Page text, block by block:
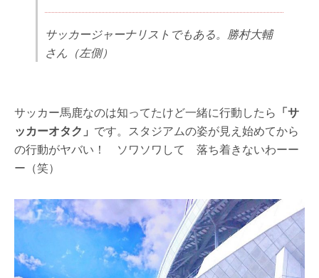
サッカージャーナリストでもある。勝村大輔
さん（左側）
サッカー馬鹿なのは知ってたけど一緒に行動したら 「サ
ッカーオタク」 です。スタジアムの姿が見え始めてから
の行動がヤバい！ ソワソワして 落ち着きないわーー
ー（笑）